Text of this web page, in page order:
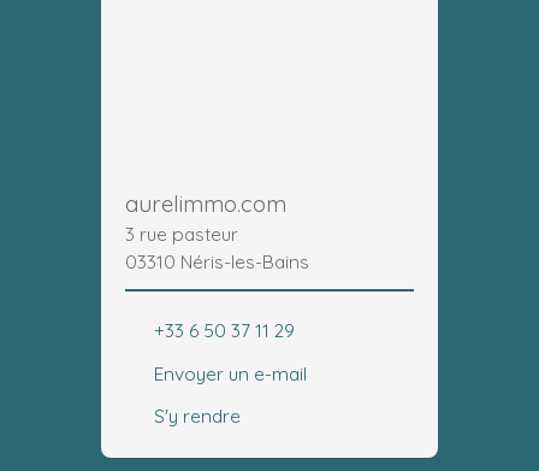
aurelimmo.com
3 rue pasteur
03310 Néris-les-Bains
+33 6 50 37 11 29
Envoyer un e-mail
S'y rendre